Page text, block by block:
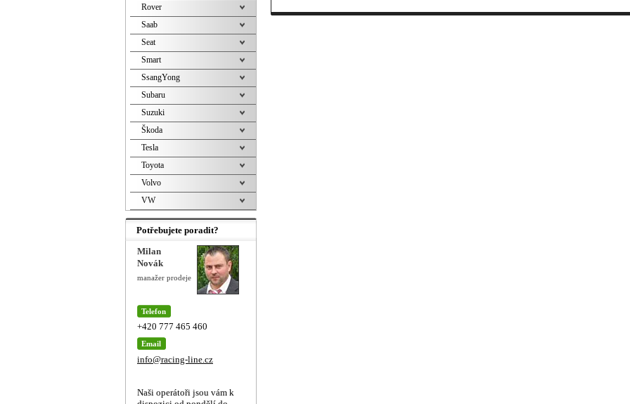
Rover
Saab
Seat
Smart
SsangYong
Subaru
Suzuki
Škoda
Tesla
Toyota
Volvo
VW
Potřebujete poradit?
Milan
Novák
manažer prodeje
Telefon
+420 777 465 460
Email
info@racing-line.cz
Naši operátoři jsou vám k